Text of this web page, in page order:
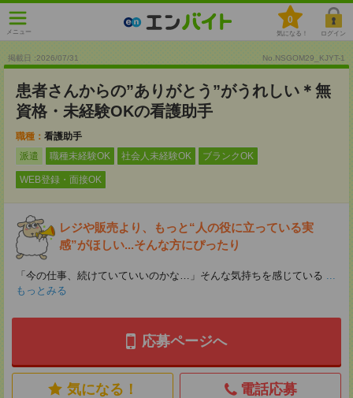
メニュー
0
気になる！ ログイン
掲載日 :2026/07/31 No.NSGOM29_KJYT-1
患者さんからの”ありがとう”がうれしい＊無
資格・未経験OKの看護助手
職種： 看護助手
派遣
職種未経験OK 社会人未経験OK ブランクOK
WEB登録・面接OK
レジや販売より、もっと“人の役に立っている実
感”がほしい...そんな方にぴったり
「今の仕事、続けていていいのかな…」そんな気持ちを感じている ...
もっとみる
応募ページへ
気になる！ 電話応募